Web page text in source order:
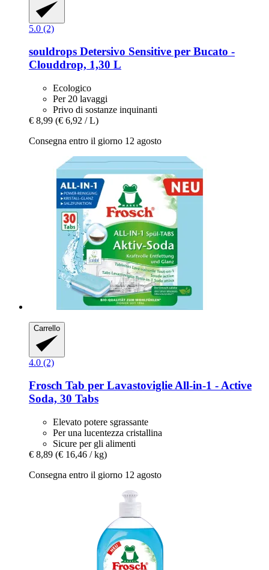
5.0 (2)
souldrops Detersivo Sensitive per Bucato -​
Clouddrop, 1,30 L
Ecologico
Per 20 lavaggi
Privo di sostanze inquinanti
€ 8,99 (€ 6,92 / L)
Consegna entro il giorno 12 agosto
Carrello
4.0 (2)
Frosch Tab per Lavastoviglie All-​in-​1 -​ Active
Soda, 30 Tabs
Elevato potere sgrassante
Per una lucentezza cristallina
Sicure per gli alimenti
€ 8,89 (€ 16,46 / kg)
Consegna entro il giorno 12 agosto